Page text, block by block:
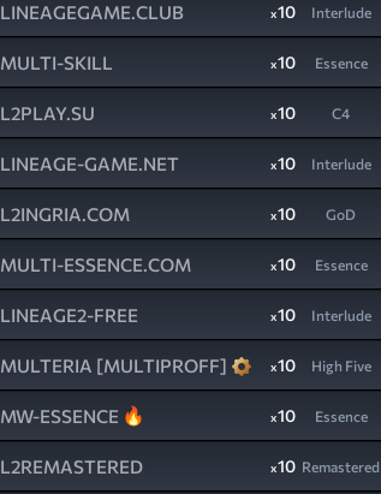
LINEAGEGAME.CLUB x10 Interlude
MULTI-SKILL x10 Essence
L2PLAY.SU x10 C4
LINEAGE-GAME.NET x10 Interlude
L2INGRIA.COM x10 GoD
MULTI-ESSENCE.COM x10 Essence
LINEAGE2-FREE x10 Interlude
MULTERIA [MULTIPROFF] x10 High Five
MW-ESSENCE x10 Essence
L2REMASTERED x10 Remastered